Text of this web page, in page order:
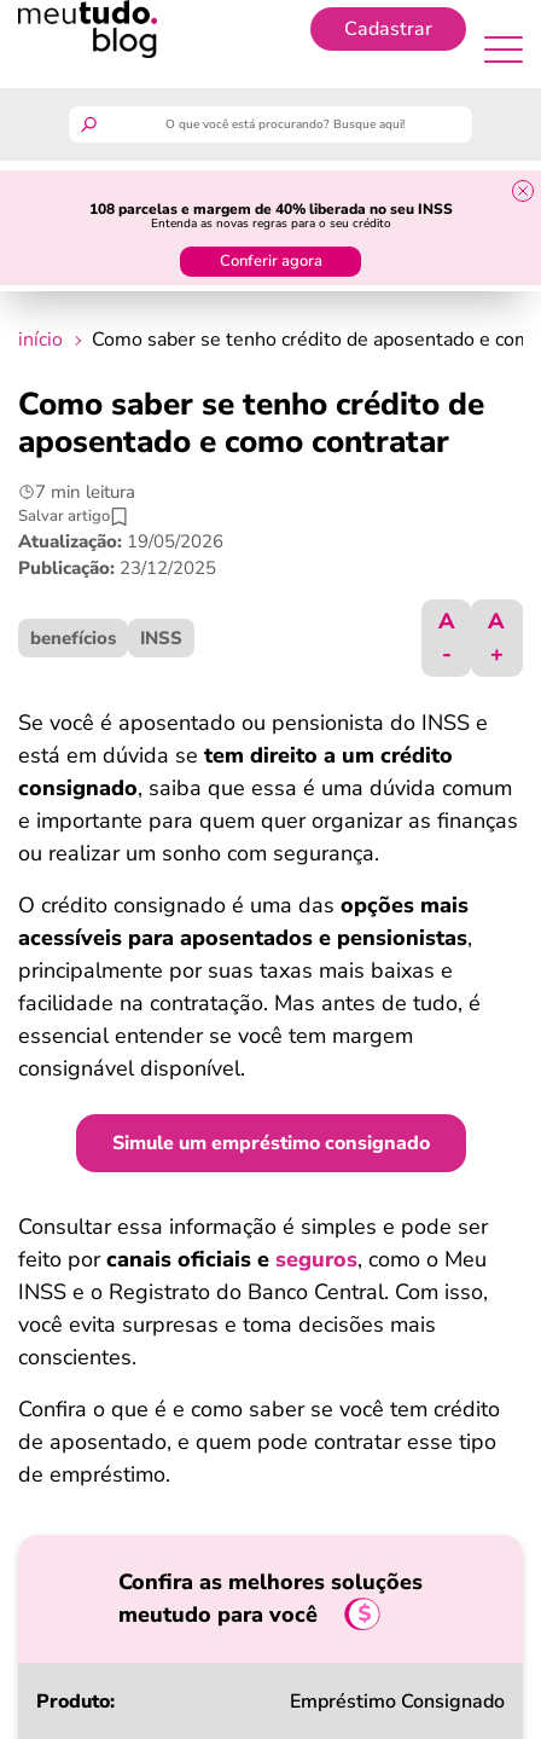
Cadastrar
108 parcelas e margem de 40% liberada no seu INSS
Entenda as novas regras para o seu crédito
Conferir agora
guia do trabalhador
crédito fácil
últimas notícias
ferramentas
início Como saber se tenho crédito de aposentado e
Como saber se tenho crédito de
aposentado e como contratar
7 min leitura
Salvar artigo
Atualização: 19/05/2026
Publicação: 23/12/2025
benefícios INSS
A
-
A
+
Se você é aposentado ou pensionista do INSS e
está em dúvida se tem direito a um crédito
consignado, saiba que essa é uma dúvida comum
e importante para quem quer organizar as finanças
ou realizar um sonho com segurança.
O crédito consignado é uma das opções mais
acessíveis para aposentados e pensionistas,
principalmente por suas taxas mais baixas e
facilidade na contratação. Mas antes de tudo, é
essencial entender se você tem margem
consignável disponível.
Simule um empréstimo consignado
Consultar essa informação é simples e pode ser
feito porcanais oficiais e seguros, como o Meu
INSS e o Registrato do Banco Central. Com isso,
você evita surpresas e toma decisões mais
conscientes.
Confira o que é e como saber se você tem crédito
de aposentado, e quem pode contratar esse tipo
de empréstimo.
Confira as melhores soluções
meutudo para você
Produto
Empréstimo Consignado